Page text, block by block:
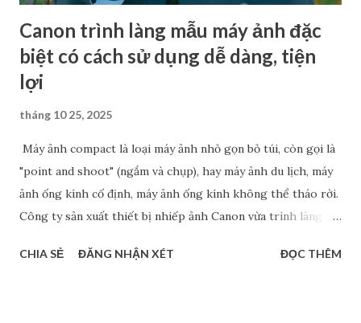
Canon trình làng mẫu máy ảnh đặc
biệt có cách sử dụng dễ dàng, tiện
lợi
tháng 10 25, 2025
Máy ảnh compact là loại máy ảnh nhỏ gọn bỏ túi, còn gọi là
"point and shoot" (ngắm và chụp), hay máy ảnh du lịch, máy
ảnh ống kính cố định, máy ảnh ống kính không thể tháo rời.
Công ty sản xuất thiết bị nhiếp ảnh Canon vừa trình làng
cuối tháng 4/2025. Đây là phiên bản tiếp theo của
CHIA SẺ ĐĂNG NHẬN XÉT ĐỌC THÊM